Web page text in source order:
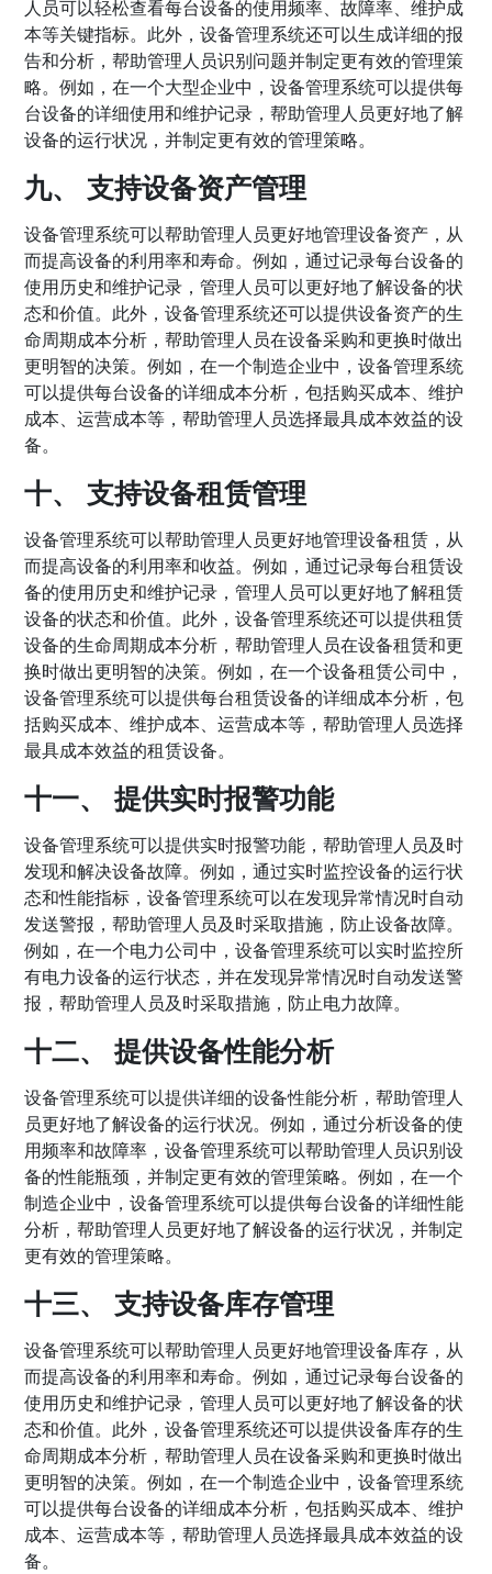
人员可以轻松查看每台设备的使用频率、故障率、维护成
本等关键指标。此外，设备管理系统还可以生成详细的报
告和分析，帮助管理人员识别问题并制定更有效的管理策
略。例如，在一个大型企业中，设备管理系统可以提供每
台设备的详细使用和维护记录，帮助管理人员更好地了解
设备的运行状况，并制定更有效的管理策略。
九、 支持设备资产管理
设备管理系统可以帮助管理人员更好地管理设备资产，从
而提高设备的利用率和寿命。例如，通过记录每台设备的
使用历史和维护记录，管理人员可以更好地了解设备的状
态和价值。此外，设备管理系统还可以提供设备资产的生
命周期成本分析，帮助管理人员在设备采购和更换时做出
更明智的决策。例如，在一个制造企业中，设备管理系统
可以提供每台设备的详细成本分析，包括购买成本、维护
成本、运营成本等，帮助管理人员选择最具成本效益的设
备。
十、 支持设备租赁管理
设备管理系统可以帮助管理人员更好地管理设备租赁，从
而提高设备的利用率和收益。例如，通过记录每台租赁设
备的使用历史和维护记录，管理人员可以更好地了解租赁
设备的状态和价值。此外，设备管理系统还可以提供租赁
设备的生命周期成本分析，帮助管理人员在设备租赁和更
换时做出更明智的决策。例如，在一个设备租赁公司中，
设备管理系统可以提供每台租赁设备的详细成本分析，包
括购买成本、维护成本、运营成本等，帮助管理人员选择
最具成本效益的租赁设备。
十一、 提供实时报警功能
设备管理系统可以提供实时报警功能，帮助管理人员及时
发现和解决设备故障。例如，通过实时监控设备的运行状
态和性能指标，设备管理系统可以在发现异常情况时自动
发送警报，帮助管理人员及时采取措施，防止设备故障。
例如，在一个电力公司中，设备管理系统可以实时监控所
有电力设备的运行状态，并在发现异常情况时自动发送警
报，帮助管理人员及时采取措施，防止电力故障。
十二、 提供设备性能分析
设备管理系统可以提供详细的设备性能分析，帮助管理人
员更好地了解设备的运行状况。例如，通过分析设备的使
用频率和故障率，设备管理系统可以帮助管理人员识别设
备的性能瓶颈，并制定更有效的管理策略。例如，在一个
制造企业中，设备管理系统可以提供每台设备的详细性能
分析，帮助管理人员更好地了解设备的运行状况，并制定
更有效的管理策略。
十三、 支持设备库存管理
设备管理系统可以帮助管理人员更好地管理设备库存，从
而提高设备的利用率和寿命。例如，通过记录每台设备的
使用历史和维护记录，管理人员可以更好地了解设备的状
态和价值。此外，设备管理系统还可以提供设备库存的生
命周期成本分析，帮助管理人员在设备采购和更换时做出
更明智的决策。例如，在一个制造企业中，设备管理系统
可以提供每台设备的详细成本分析，包括购买成本、维护
成本、运营成本等，帮助管理人员选择最具成本效益的设
备。